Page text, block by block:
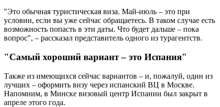
"Это обычная туристическая виза. Май-июль – это при
условии, если вы уже сейчас обращаетесь. В таком случае есть
возможность попасть в эти даты. Что будет дальше – пока
вопрос", – рассказал представитель одного из турагентств.
"Самый хороший вариант – это Испания"
Также из имеющихся сейчас вариантов – и, пожалуй, один из
лучших – оформить визу через испанский ВЦ в Москве.
Напомним, в Минске визовый центр Испании был закрыт в
апреле этого года.